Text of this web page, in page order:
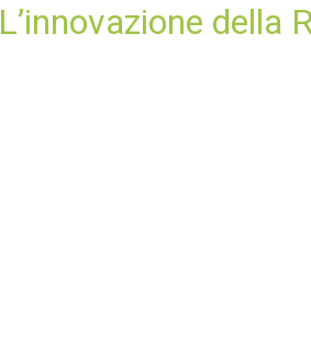
della